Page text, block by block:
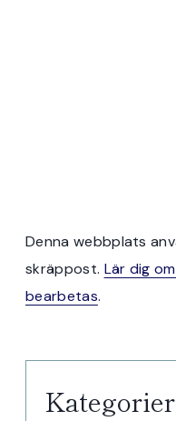
Denna webbplats
skräppost. Lär dig
bearbetas.